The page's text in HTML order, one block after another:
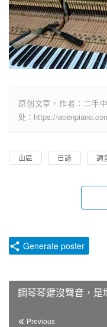
原创文章，作者：二手
处：https://
山區 日誌 調
Generate poster
鋼琴琴鍵沒聲音，是
Previous